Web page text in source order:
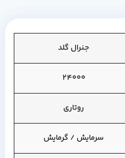
جنرال گلد
24000
روتاری
سرمایش / گرمایش